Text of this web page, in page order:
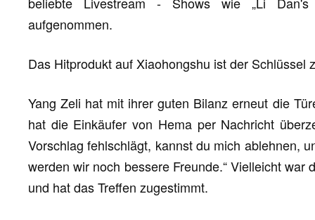
aufgenommen.
Das Hitprodukt auf Xiaohongshu ist der
Yang Zeli hat mit ihrer guten Bilanz erneut die
hat die Einkäufer von Hema per Nachricht
Vorschlag fehlschlägt, kannst du mich ablehnen,
werden wir noch bessere Freunde.“ Vielleicht
und hat das Treffen zugestimmt.